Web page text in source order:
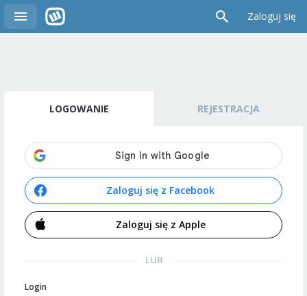
Zaloguj się
LOGOWANIE REJESTRACJA
Zaloguj się z Facebook
Zaloguj się z Apple
LUB
Login